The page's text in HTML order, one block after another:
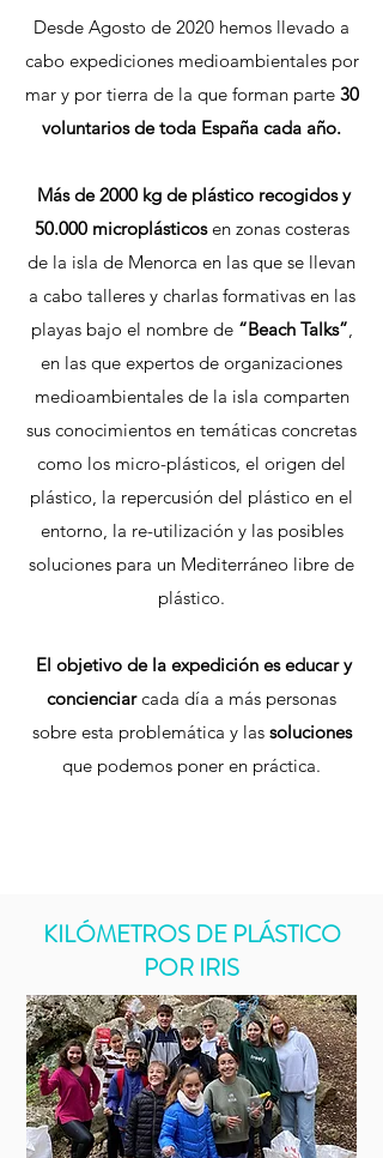
Desde Agosto de 2020 hemos llevado a
cabo expediciones medioambientales por
mar y por tierra de la que forman parte 30
voluntarios de toda España cada año.
Más de 2000 kg de plástico recogidos y
50.000 microplásticosen zonas costeras
de la isla de Menorca en las que se llevan
a cabo talleres y charlas formativas en las
playas bajo el nombre de “Beach Talks”,
en las que expertos de organizaciones
medioambientales de la isla comparten
sus conocimientos en temáticas concretas
como los micro-plásticos, el origen del
plástico, la repercusión del plástico en el
entorno, la re-utilización y las posibles
soluciones para un Mediterráneo libre de
plástico.
El objetivo de la expedición es educar y
concienciarcada día a más personas
sobre esta problemática y las soluciones
que podemos poner en práctica.
KILÓMETROS DE PLÁSTICO
POR IRIS